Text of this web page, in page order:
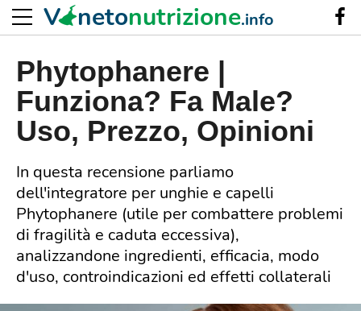
Phytophanere |
Funziona? Fa Male?
Uso, Prezzo, Opinioni
In questa recensione parliamo
dell'integratore per unghie e capelli
Phytophanere (utile per combattere problemi
di fragilità e caduta eccessiva),
analizzandone ingredienti, efficacia, modo
d'uso, controindicazioni ed effetti collaterali
V netonutrizione.info